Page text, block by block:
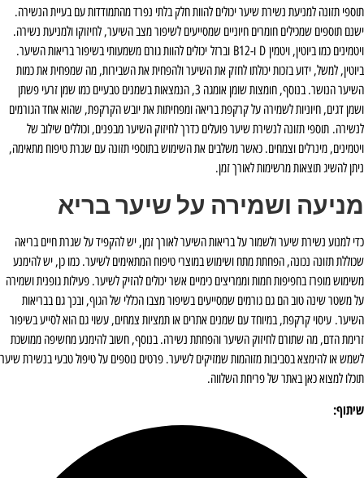
תוספי תזונה למניעת נשירת שיער יכולים להוות חלק בלתי נפרד מהתמודדות עם בעיית הנשירה.
ישנם תוספים שמכילים חומרים חיוניים שמסייעים לשיפור מצב השיער, לחיזוקו ולמניעת נשירה.
ויטמינים כמו ביוטין, ויטמין D ו-B12 וברזל יכולים להוות גורם משמעותי בשיפור בריאות השיער.
ביוטין, למשל, ידוע בזכות יכולתו לחזק את השיער ולהפחית את השבירות, מה שמפחית את כמות
השיער הנושר. בנוסף, חומצות שומן אומגה 3, הנמצאות בשמנים טבעיים כמו שמן זרעי פשתן
ושמן דגים, חיוניות לשמירה על קרקפת בריאה ומפחיתות את יובש הקרקפת, שהוא אחד הגורמים
לנשירה. תוספי תזונה לנשירת שיער פועלים כדרך לחיזוק השיער מבפנים, וכוללים שילוב של
ויטמינים, מינרלים וצמחים. כאשר משלבים את השימוש בתוספי תזונה עם שגרת טיפוח מתאימה,
ניתן להשיג תוצאות מרשימות לאורך זמן.
מניעה ושמירה על שיער בריא
כדי למנוע נשירת שיער ולשמור על בריאות השיער לאורך זמן, יש להקפיד על שגרת חיים בריאה
שכוללת תזונה נכונה, הפחתת מתח ושימוש במוצרי טיפוח המתאימים לשיער. כמו כן, יש להימנע
משימוש מופרז בחפיפות חמות וממריצים כימיים אשר יכולים להזיק לשיער. פעילות גופנית ושמירה
על משטר שינה טוב הם גם גורמים שמסייעים בשיפור מצבו הכללי של הגוף, ובכך גם בבריאות
השיער. עיסוי קרקפת, במיוחד עם שמנים אתרים או תמציות צמחים, עשוי גם הוא לסייע בשיפור
זרימת הדם, מה שתורם לחיזוק השיער והפחתת נשירה. בנוסף, חשוב להימנע מחשיפה ממושכת
לשמש או להימצא בסביבות מזוהמות שמזיקים לשיער. פרטים נוספים על טיפול טבעי בנשירת שיער
תוכלו למצוא כאן באתר של פריחת השלווה.
שיתוף: